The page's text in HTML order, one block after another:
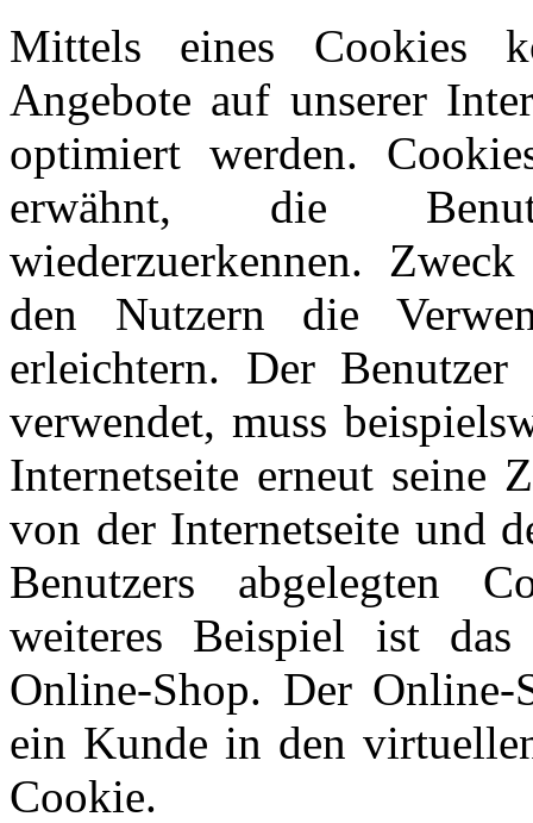
Mittels eines Cookies
Angebote auf unserer
optimiert werden.
erwähnt, die
wiederzuerkennen.
den Nutzern die
erleichtern. Der
verwendet, muss
Internetseite erneut seine
von der Internetseite und
Benutzers abgelegten
weiteres Beispiel ist
Online-Shop. Der
ein Kunde in den
Cookie.